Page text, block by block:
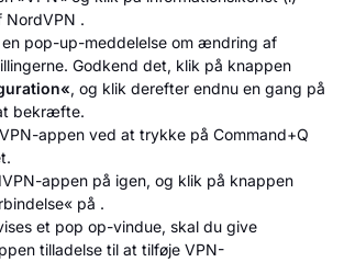
NordVPN .
en pop-up-meddelelse om ændring af
Godkend det, klik på knappen
, og klik derefter endnu en gang på
bekræfte.
appen ved at trykke på Command+Q
appen på igen, og klik på knappen
på .
et pop op-vindue, skal du give
tilladelse til at tilføje VPN-